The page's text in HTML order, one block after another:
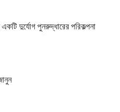
দুর্যোগ পুনরুদ্ধারের পরিকল্পনা